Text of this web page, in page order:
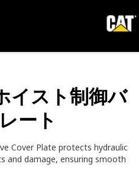
イスト制御バ
ート
Cover Plate protects hydraulic
and damage, ensuring smooth